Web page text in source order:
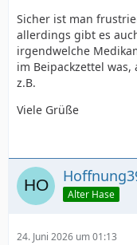
Sicher ist man
allerdings gibt es
irgendwelche
im Beipackzettel
z.B.
Viele Grüße
Alter Hase
24. Juni 2026 um 01:13